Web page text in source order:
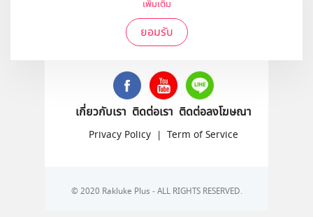
เพิ่มเติม
ยอมรับ
ติดตามเราได้ที่
เกี่ยวกับเรา ติดต่อเรา ติดต่อลงโฆษณา
Privacy Policy | Term of Service
© 2020 Rakluke Plus - ALL RIGHTS RESERVED.